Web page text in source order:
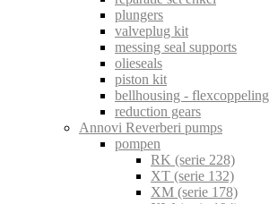
plungers
valveplug kit
messing seal supports
olieseals
piston kit
bellhousing - flexcoppeling
reduction gears
Annovi Reverberi pumps
pompen
RK (serie 228)
XT (serie 132)
XM (serie 178)